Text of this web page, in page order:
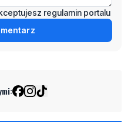
regulamin portalu